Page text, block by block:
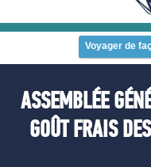
Voyager de
ASSEMBLÉE
GOÛT FRAIS